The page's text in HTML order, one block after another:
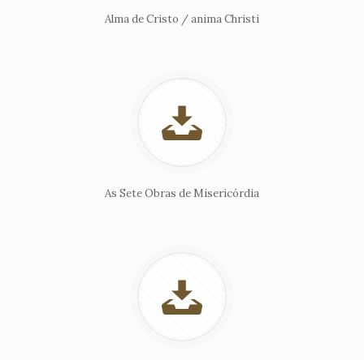
Alma de Cristo / anima Christi
As Sete Obras de Misericórdia